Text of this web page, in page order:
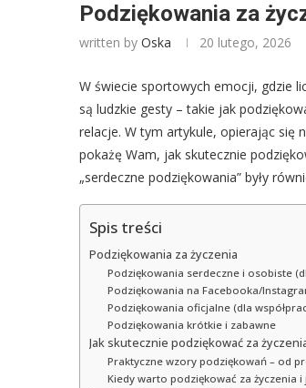
Podziękowania za
written by Oska 20 lutego, 2026
W świecie sportowych emocji, gdzie
są ludzkie gesty – takie jak
relacje. W tym artykule, opierając się
pokażę Wam, jak skutecznie
„serdeczne podziękowania” były
Spis treści
Podziękowania za życzenia
Podziękowania serdeczne i osobiste
Podziękowania na Facebooka/
Podziękowania oficjalne (dla
Podziękowania krótkie i zabawne
Jak skutecznie podziękować za
Praktyczne wzory podziękowań – od
Kiedy warto podziękować za życzenia